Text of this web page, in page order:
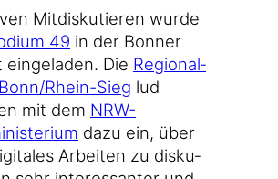
Mit­dis­ku­tie­ren wur­de
49 in der Bon­ner
ein­ge­la­den. Die Regio­nal­
Rhein-Sieg lud
mit dem NRW-
dazu ein, über
Arbei­ten zu dis­ku­